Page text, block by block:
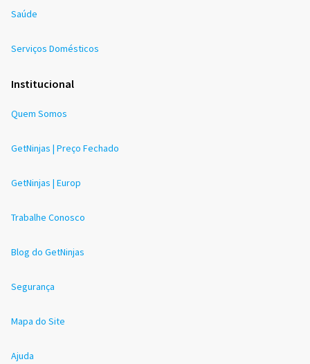
Saúde
Serviços Domésticos
Institucional
Quem Somos
GetNinjas | Preço Fechado
GetNinjas | Europ
Trabalhe Conosco
Blog do GetNinjas
Segurança
Mapa do Site
Ajuda